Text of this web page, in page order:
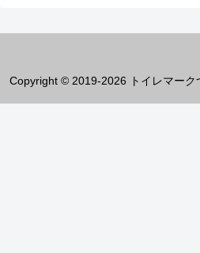
Copyright © 2019-2026 トイレマーク